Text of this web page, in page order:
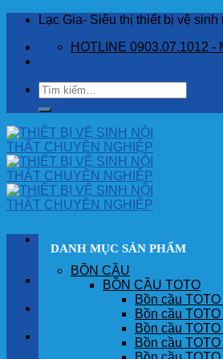
Skip
content
Lạc Gia- Siêu thị thiết bị vệ
HOTLINE 0903.07.1012 -
Tìm
kiếm:
TRANG CHỦ
DANH MỤC SẢN PHẨM
BỒN CẦU
BỒN CẦU TOTO
Bồn cầu
Bồn cầu
Bồn cầu
Bồn cầu